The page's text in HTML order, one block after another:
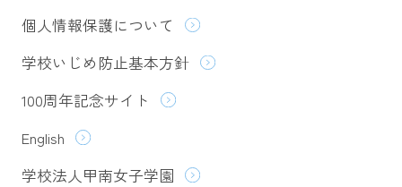
個人情報保護について
学校いじめ防止基本方針
100周年記念サイト
English
学校法人甲南女子学園